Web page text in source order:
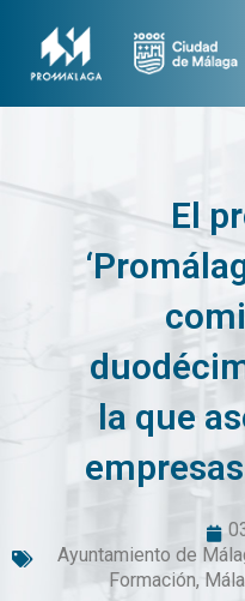
El
la que
Ayuntamiento de
Formación,